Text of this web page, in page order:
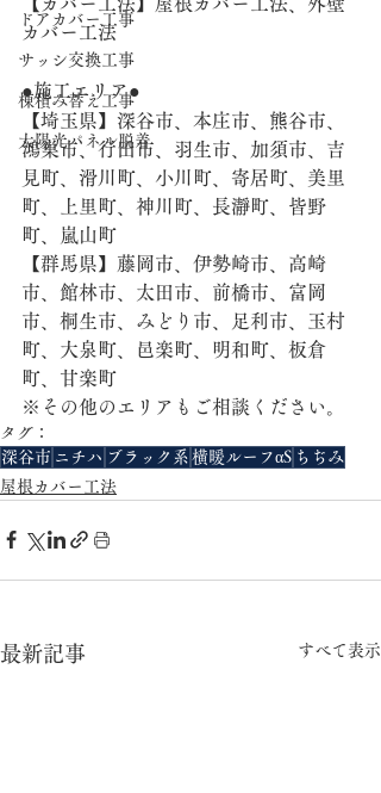
ドアカバー工事
サッシ交換工事
棟積み替え工事
太陽光パネル脱着
カバー工法
●施工エリア●
【埼玉県】深谷市、本庄市、熊谷市、
鴻巣市、行田市、羽生市、加須市、吉
見町、滑川町、小川町、寄居町、美里
町、上里町、神川町、長瀞町、皆野
町、嵐山町
【群馬県】藤岡市、伊勢崎市、高崎
市、館林市、太田市、前橋市、富岡
市、桐生市、みどり市、足利市、玉村
町、大泉町、邑楽町、明和町、板倉
町、甘楽町
※その他のエリアもご相談ください。
タグ：
深谷市 ニチハ ブラック系 横暖ルーフαS ちぢみ
屋根カバー工法
最新記事 すべて表示